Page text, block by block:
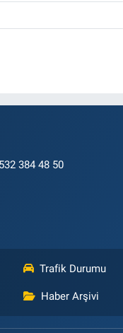
384 48 50
Trafik Durumu
Haber Arşivi